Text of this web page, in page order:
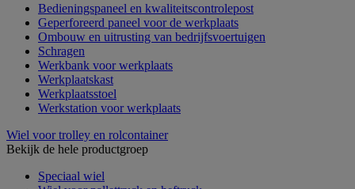
Bedieningspaneel en kwaliteitscontrolepost
Geperforeerd paneel voor de werkplaats
Ombouw en uitrusting van bedrijfsvoertuigen
Schragen
Werkbank voor werkplaats
Werkplaatskast
Werkplaatsstoel
Werkstation voor werkplaats
Wiel voor trolley en rolcontainer
Bekijk de hele productgroep
Speciaal wiel